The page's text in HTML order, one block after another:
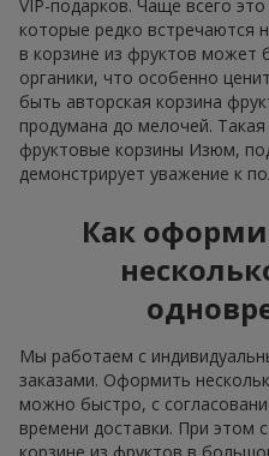
VIP-подарков. Чаще всего
которые редко встречаются
в корзине из фруктов может
органики, что особенно
быть авторская корзина
продумана до мелочей.
фруктовые корзины Изюм,
демонстрирует уважение к
Как
Мы работаем с
заказами. Оформить
можно быстро, с
времени доставки. При этом
корзине из фруктов в